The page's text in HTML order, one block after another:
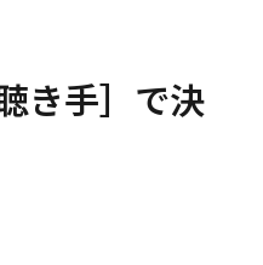
き手］で決